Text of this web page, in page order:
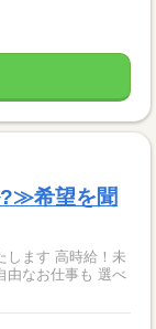
希望を聞
します 高時給！未
由なお仕事も 選べ